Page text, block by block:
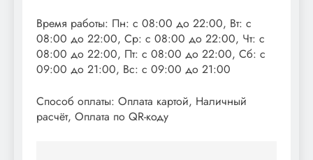
Время работы: Пн: с 08:00 до 22:00, Вт: с
08:00 до 22:00, Ср: с 08:00 до 22:00, Чт: с
08:00 до 22:00, Пт: с 08:00 до 22:00, Сб: с
09:00 до 21:00, Вс: с 09:00 до 21:00
Способ оплаты: Оплата картой, Наличный
расчёт, Оплата по QR-коду